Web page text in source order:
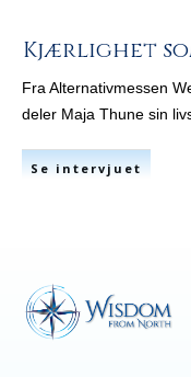
Kjærlighet
Fra Alternativmessen
deler Maja Thune sin
Se intervjuet